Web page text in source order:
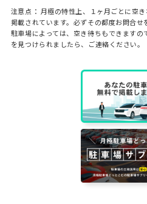
注意点： 月極の特性上、１ヶ月ごとに空
掲載されています。必ずその都度お問合せ
駐車場によっては、空き待ちもできます
を見つけられましたら、ご連絡ください。